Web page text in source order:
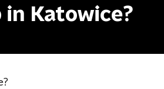
Katowice?